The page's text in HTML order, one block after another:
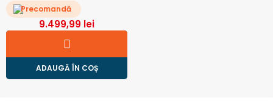
Precomandă
9.499,99 lei
ADAUGĂ ÎN COȘ